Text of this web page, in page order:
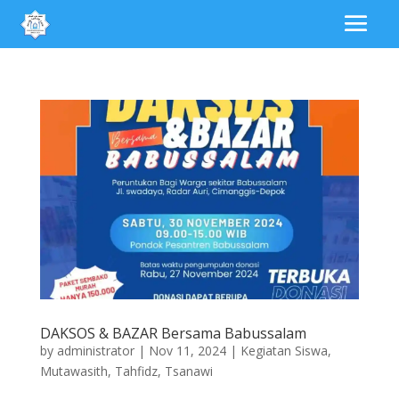
DAKSOS & BAZAR Bersama Babussalam
by administrator| Nov 11, 2024| Kegiatan Siswa,
Mutawasith, Tahfidz, Tsanawi